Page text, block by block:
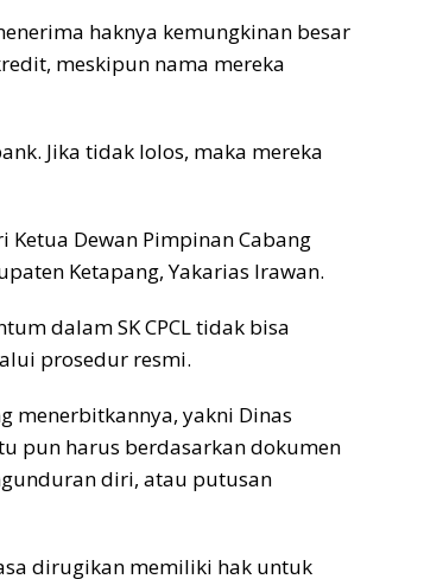
haknya kemungkinan besar
meskipun nama mereka
Jika tidak lolos, maka mereka
Dewan Pimpinan Cabang
Ketapang, Yakarias Irawan.
dalam SK CPCL tidak bisa
prosedur resmi.
menerbitkannya, yakni Dinas
pun harus berdasarkan dokumen
diri, atau putusan
dirugikan memiliki hak untuk